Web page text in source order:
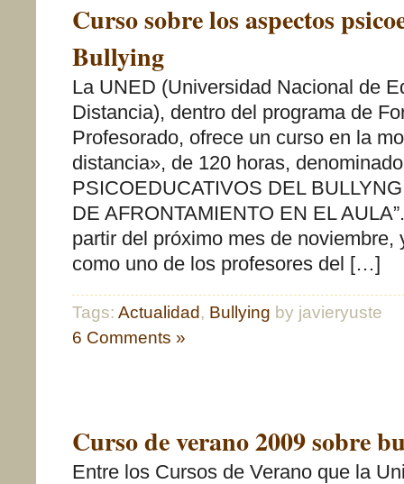
Curso sobre los aspectos
Bullying
La UNED (Universidad Nacional de
Distancia), dentro del programa de
Profesorado, ofrece un curso en la
distancia», de 120 horas,
PSICOEDUCATIVOS DEL
DE AFRONTAMIENTO EN EL
partir del próximo mes de noviembre,
como uno de los profesores del […]
Tags: Actualidad , Bullying by javieryuste
6 Comments »
Curso de verano 2009 sobre
Entre los Cursos de Verano que la